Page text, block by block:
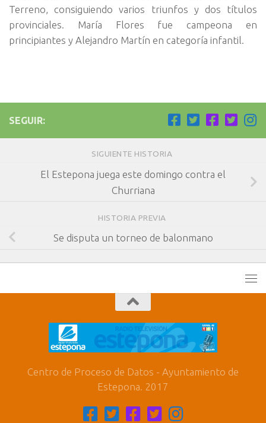
Terreno, consiguiendo varios triunfos y dos títulos
provinciales. María Flores fue campeona en
principiantes y Alejandro Martín en categoría infantil.
SEGUIR:
SIGUIENTE HISTORIA
El Estepona juega este domingo contra el
Churriana
HISTORIA PREVIA
Se disputa un torneo de balonmano
Centro de Proceso de Datos - Ayuntamiento de
Estepona. 2017